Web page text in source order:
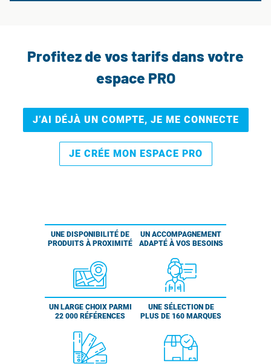
Profitez de vos tarifs dans votre
espace PRO
J’AI DÉJÀ UN COMPTE, JE ME CONNECTE
JE CRÉE MON ESPACE PRO
UNE DISPONIBILITÉ DE
PRODUITS À PROXIMITÉ
UN ACCOMPAGNEMENT
ADAPTÉ À VOS BESOINS
UN LARGE CHOIX PARMI
22 000 RÉFÉRENCES
UNE SÉLECTION DE
PLUS DE 160 MARQUES